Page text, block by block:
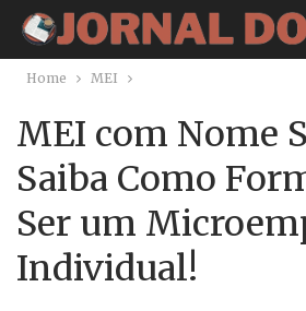
Home MEI
MEI com Nome
Saiba Como
Ser um
Individual!